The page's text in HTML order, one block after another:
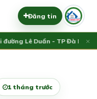
Đăng tin
Lê Duẩn - TP Đà Nẵng;
×
1 tháng trước